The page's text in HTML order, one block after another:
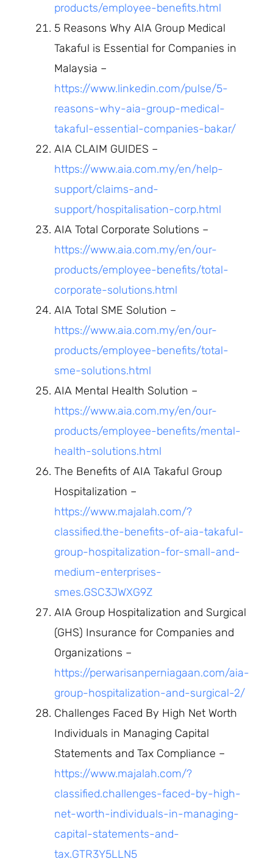
products/employee-benefits.html
5 Reasons Why AIA Group Medical
Takaful is Essential for Companies in
Malaysia –
https://www.linkedin.com/pulse/5-
reasons-why-aia-group-medical-
takaful-essential-companies-bakar/
AIA CLAIM GUIDES –
https://www.aia.com.my/en/help-
support/claims-and-
support/hospitalisation-corp.html
AIA Total Corporate Solutions –
https://www.aia.com.my/en/our-
products/employee-benefits/total-
corporate-solutions.html
AIA Total SME Solution –
https://www.aia.com.my/en/our-
products/employee-benefits/total-
sme-solutions.html
AIA Mental Health Solution –
https://www.aia.com.my/en/our-
products/employee-benefits/mental-
health-solutions.html
The Benefits of AIA Takaful Group
Hospitalization –
https://www.majalah.com/?
classified.the-benefits-of-aia-takaful-
group-hospitalization-for-small-and-
medium-enterprises-
smes.GSC3JWXG9Z
AIA Group Hospitalization and Surgical
(GHS) Insurance for Companies and
Organizations –
https://perwarisanperniagaan.com/aia-
group-hospitalization-and-surgical-2/
Challenges Faced By High Net Worth
Individuals in Managing Capital
Statements and Tax Compliance –
https://www.majalah.com/?
classified.challenges-faced-by-high-
net-worth-individuals-in-managing-
capital-statements-and-
tax.GTR3Y5LLN5